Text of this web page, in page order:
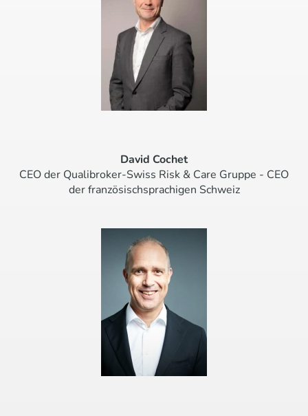
David Cochet
CEO der Qualibroker-Swiss Risk & Care Gruppe - CEO
der französischsprachigen Schweiz